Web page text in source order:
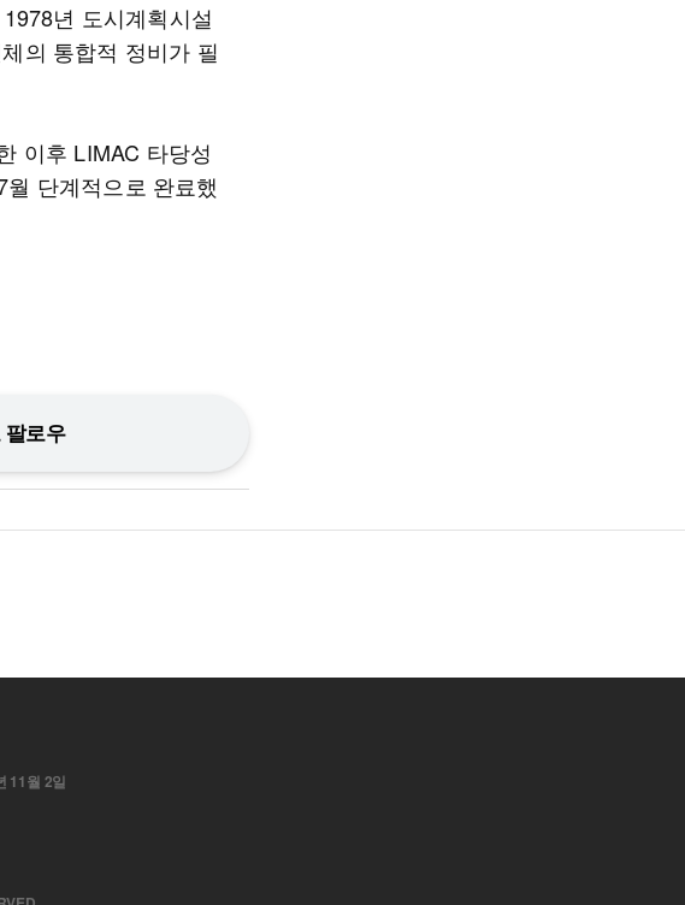
년 도시계획시설
의 통합적 정비가 필
이후 LIMAC 타당성
단계적으로 완료했
팔로우
11월 2일